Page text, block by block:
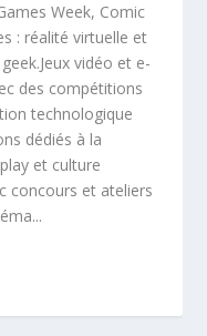
Week, Comic
: réalité virtuelle et
vidéo et e-
des compétitions
technologique
dédiés à la
et culture
concours et ateliers